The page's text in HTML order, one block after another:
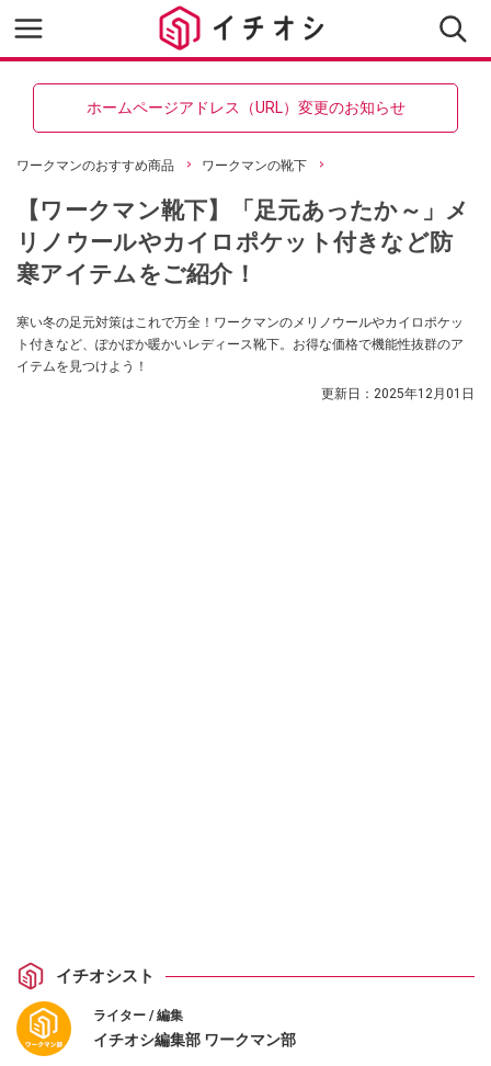
ホームページアドレス（URL）変更のお知らせ
ワークマンのおすすめ商品 ワークマンの靴下
【ワークマン靴下】「足元あったか～」メ
リノウールやカイロポケット付きなど防
寒アイテムをご紹介！
寒い冬の足元対策はこれで万全！ワークマンのメリノウールやカイロポケッ
ト付きなど、ぽかぽか暖かいレディース靴下。お得な価格で機能性抜群のア
イテムを見つけよう！
更新日： 2025年12月01日
イチオシスト
ライター / 編集
イチオシ編集部 ワークマン部